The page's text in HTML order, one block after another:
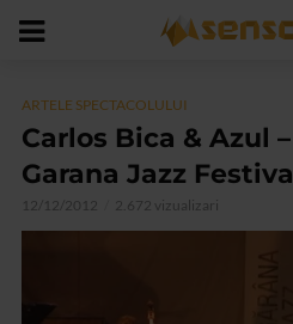
ARTELE SPECTACOLULUI
Carlos Bica & Azul
Garana Jazz
12/12/2012 2.672 vizualizari